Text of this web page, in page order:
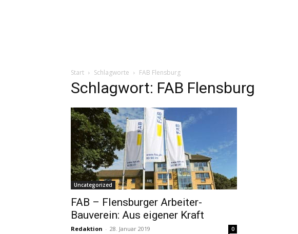
Start Schlagworte FAB Flensburg
Schlagwort: FAB Flensburg
Uncategorized
FAB – Flensburger Arbeiter-
Bauverein: Aus eigener Kraft
Redaktion - 28. Januar 2019 0